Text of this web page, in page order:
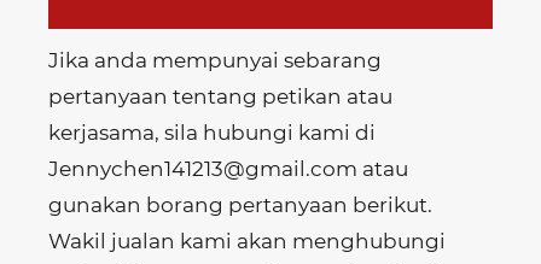
Jika anda mempunyai sebarang
pertanyaan tentang petikan atau
kerjasama, sila hubungi kami di
Jennychen141213@gmail.com atau
gunakan borang pertanyaan berikut.
Wakil jualan kami akan menghubungi